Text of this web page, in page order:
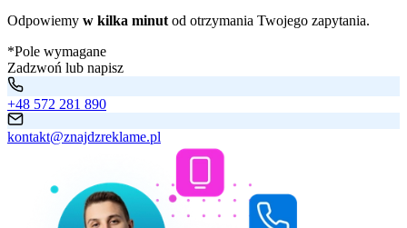
Odpowiemy w kilka minut od otrzymania Twojego zapytania.
*Pole wymagane
Zadzwoń lub napisz
+48 572 281 890
kontakt@znajdzreklame.pl